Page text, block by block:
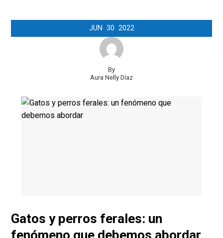
JUN 30 2022
By
Aura Nelly Díaz
Gatos y perros ferales: un